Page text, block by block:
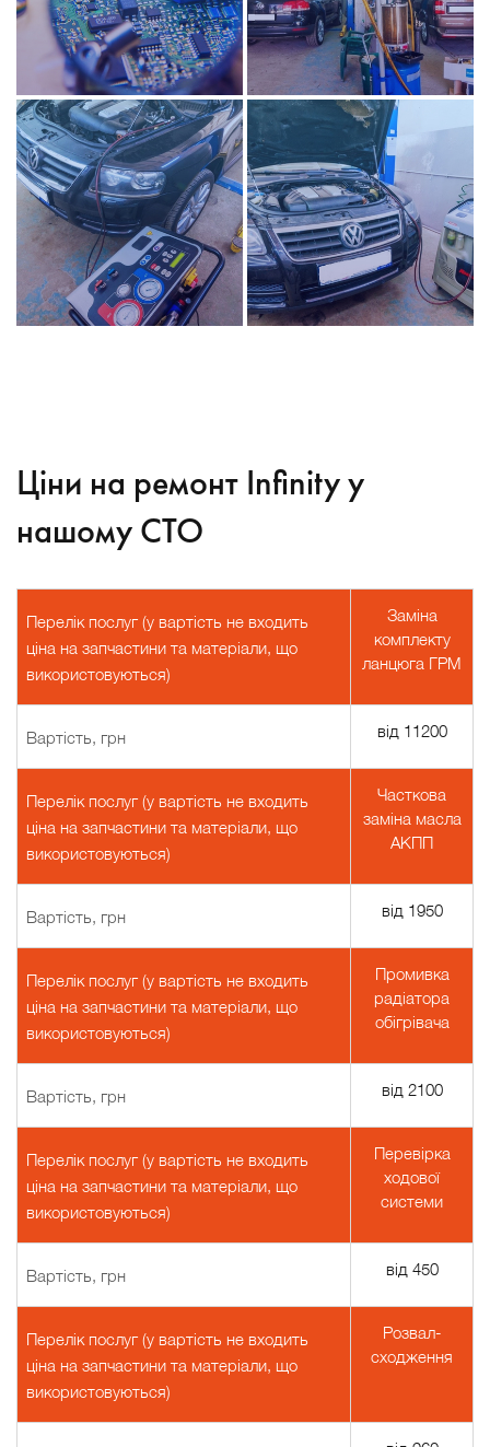
Ціни на ремонт Infinity у
нашому СТО
Перелік послуг (у вартість не входить
ціна на запчастини та матеріали, що
використовуються)
Заміна
комплекту
ланцюга ГРМ
Вартість, грн від 11200
Перелік послуг (у вартість не входить
ціна на запчастини та матеріали, що
використовуються)
Часткова
заміна масла
АКПП
Вартість, грн від 1950
Перелік послуг (у вартість не входить
ціна на запчастини та матеріали, що
використовуються)
Промивка
радіатора
обігрівача
Вартість, грн від 2100
Перелік послуг (у вартість не входить
ціна на запчастини та матеріали, що
використовуються)
Перевірка
ходової
системи
Вартість, грн від 450
Перелік послуг (у вартість не входить
ціна на запчастини та матеріали, що
використовуються)
Розвал-
сходження